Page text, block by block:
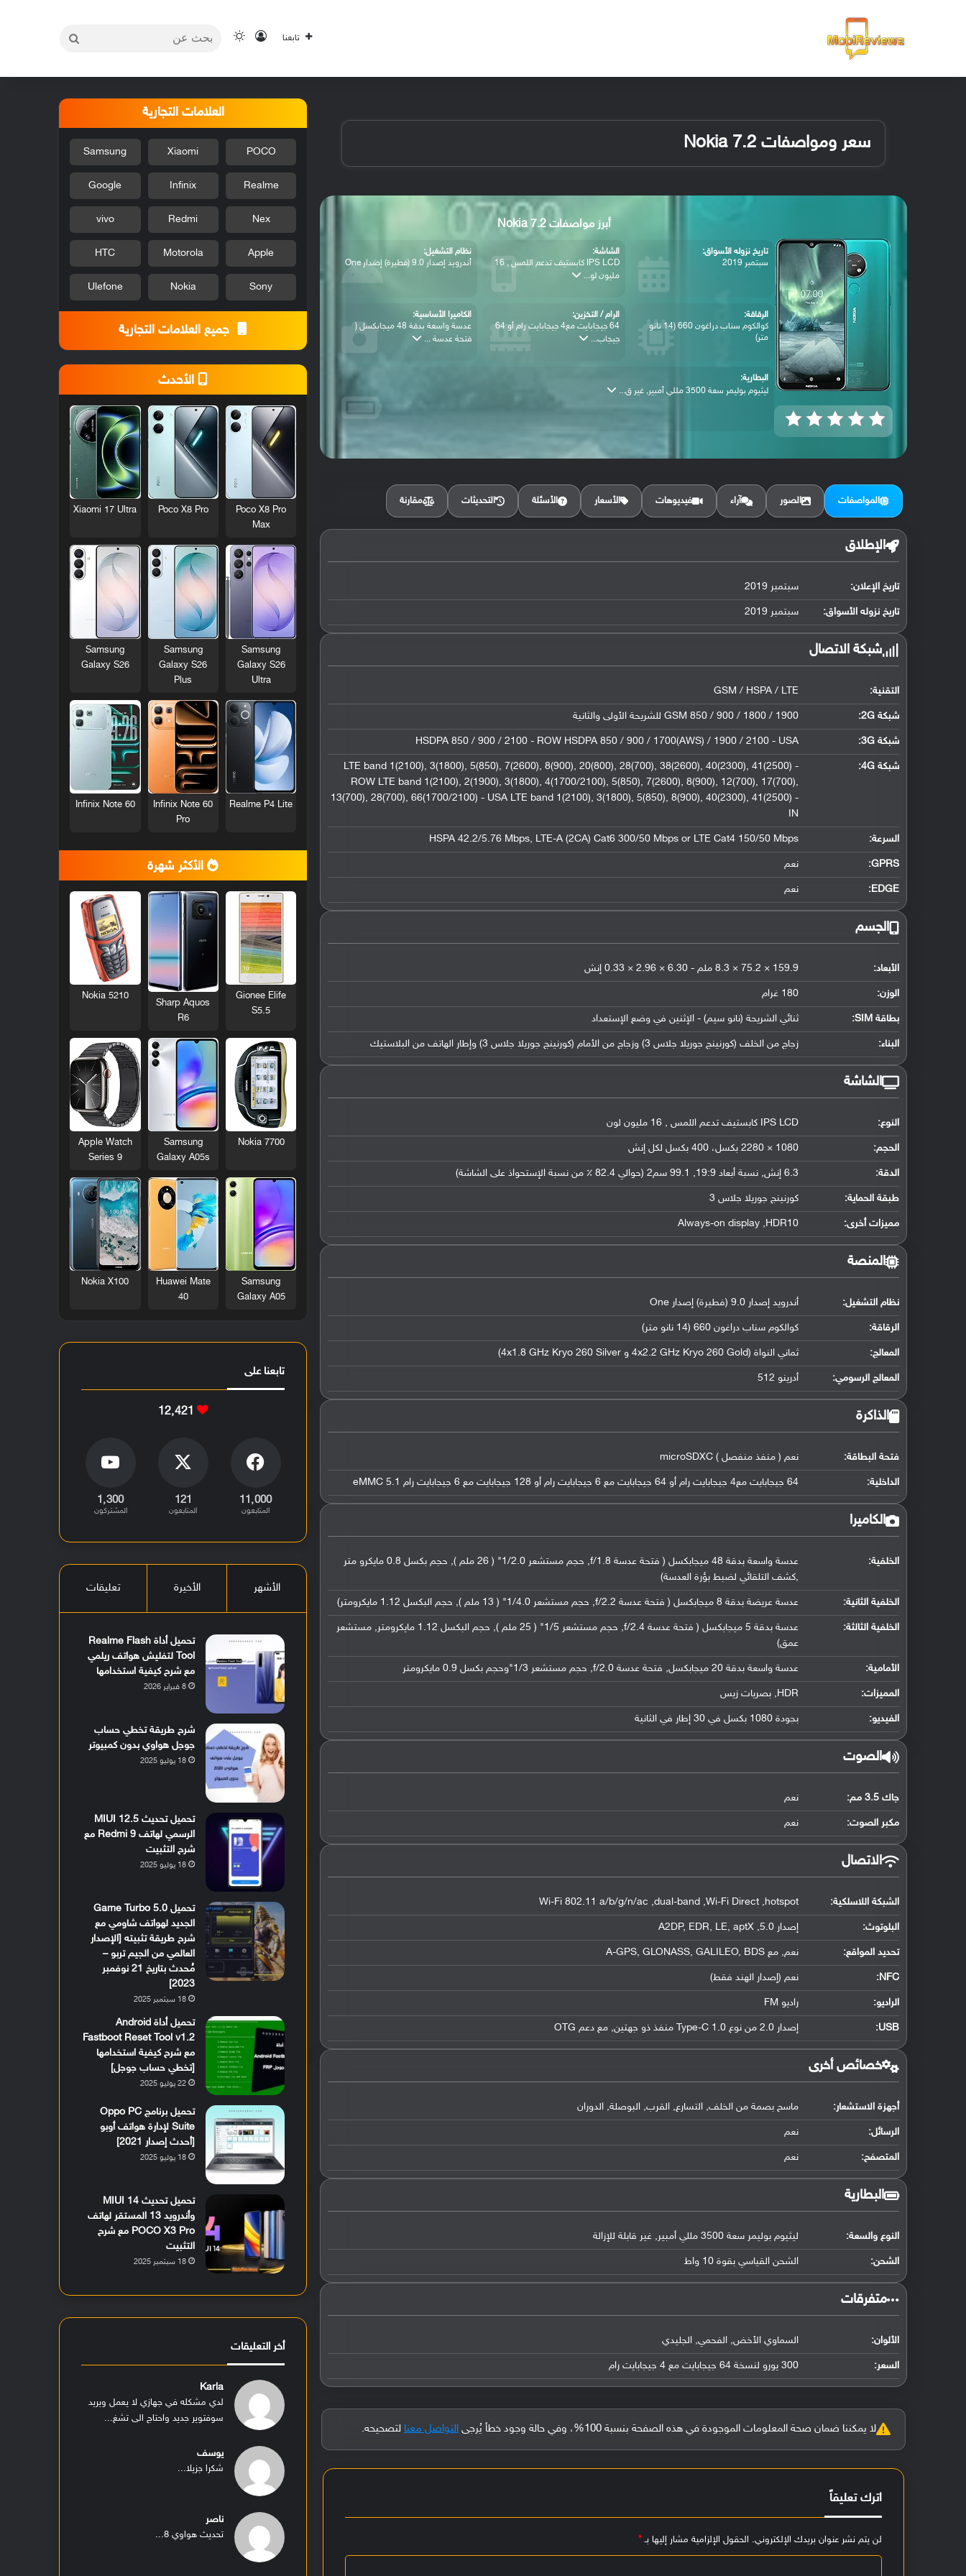
تابعنا تسجيل الدخول
الوضع المظلم
سعر ومواصفات Nokia 7.2
أبرز مواصفات Nokia 7.2
تاريخ نزوله الأسواق:
سبتمبر 2019
الشاشة:
IPS LCD كابستيف تدعم اللمس , 16
مليون لو...
نظام التشغيل:
أندرويد إصدار 9.0 (فطيرة) إصدار One
الرقاقة:
كوالكوم سناب دراغون 660 (14 نانو
متر)
الرام / التخزين:
64 جيجابايت مع4 جيجابايت رام أو 64
جيجاب...
الكاميرا الأساسية:
عدسة واسعة بدقة 48 ميجابكسل (
فتحة عدسة ...
البطارية:
ليثيوم بوليمر سعة 3500 مللي أمبير, غير ق...
المواصفات الصور آراء فيديوهات الأسعار الأسئلة التحديثات مقارنة
الإطلاق
تاريخ الإعلان: سبتمبر 2019
تاريخ نزوله الأسواق: سبتمبر 2019
شبكة الاتصال
التقنية: GSM / HSPA / LTE
شبكة 2G: GSM 850 / 900 / 1800 / 1900 للشريحة الأولى والثانية
شبكة 3G :
HSDPA 850 / 900 / 2100 - ROW HSDPA 850 / 900 / 1700(AWS) / 1900 / 2100 - USA
شبكة 4G :
LTE band 1(2100), 3(1800), 5(850), 7(2600), 8(900), 20(800), 28(700), 38(2600), 40(2300), 41(2500) -
ROW LTE band 1(2100), 2(1900), 3(1800), 4(1700/2100), 5(850), 7(2600), 8(900), 12(700), 17(700),
13(700), 28(700), 66(1700/2100) - USA LTE band 1(2100), 3(1800), 5(850), 8(900), 40(2300), 41(2500) -
IN
السرعة: HSPA 42.2/5.76 Mbps, LTE-A (2CA) Cat6 300/50 Mbps or LTE Cat4 150/50 Mbps
GPRS: نعم
EDGE: نعم
الجسم
الأبعاد: 159.9 × 75.2 × 8.3 ملم - 6.30 × 2.96 × 0.33 إنش
الوزن: 180 غرام
بطاقة SIM: ثنائي الشريحة (نانو سيم) - الإثنين في وضع الإستعداد
البناء: زجاج من الخلف (كورنينج جوريلا جلاس 3) وزجاج من الأمام (كورنينج جوريلا جلاس 3) وإطار الهاتف من البلاستيك
الشاشة
النوع: IPS LCD كابستيف تدعم اللمس , 16 مليون لون
الحجم: 1080 × 2280 بكسل، 400 بكسل لكل إنش
الدقة: 6.3 إنش, نسبة أبعاد 19:9, 99.1 سم2 (حوالي 82.4 ٪ من نسبة الإستحواذ على الشاشة)
طبقة الحماية: كورنينج جوريلا جلاس 3
مميزات أخرى: Always-on display ,HDR10
المنصة
نظام التشغيل: أندرويد إصدار 9.0 (فطيرة) إصدار One
الرقاقة: كوالكوم سناب دراغون 660 (14 نانو متر)
المعالج: ثماني النواة (4x2.2 GHz Kryo 260 Gold و 4x1.8 GHz Kryo 260 Silver)
المعالج الرسومي: أدرينو 512
الذاكرة
فتحة البطاقة: نعم ( منفذ منفصل ) microSDXC
الداخلية: 64 جيجابايت مع4 جيجابايت رام أو 64 جيجابايت مع 6 جيجابايت رام أو 128 جيجابايت مع 6 جيجابايت رام eMMC 5.1
الكاميرا
الخلفية:
عدسة واسعة بدقة 48 ميجابكسل ( فتحة عدسة f/1.8, حجم مستشعر 1/2.0" ( 26 ملم ), حجم بكسل 0.8 مايكرو متر
,كشف التلقائي لضبط بؤرة العدسة)
الخلفية الثانية: عدسة عريضة بدقة 8 ميجابكسل ( فتحة عدسة f/2.2, حجم مستشعر 1/4.0" ( 13 ملم ), حجم البكسل 1.12 مايكرومتر)
الخلفية الثالثة:
عدسة بدقة 5 ميجابكسل ( فتحة عدسة f/2.4, حجم مستشعر 1/5" ( 25 ملم ), حجم البكسل 1.12 مايكرومتر, مستشعر
عمق)
الأمامية: عدسة واسعة بدقة 20 ميجابكسل, فتحة عدسة f/2.0, حجم مستشعر 1/3"وحجم بكسل 0.9 مايكرومتر
المميزات: HDR, بصريات زيس
الفيديو: بجودة 1080 بكسل في 30 إطار في الثانية
الصوت
جاك 3.5 مم: نعم
مكبر الصوت: نعم
الاتصال
الشبكة اللاسلكية: Wi-Fi 802.11 a/b/g/n/ac ,dual-band ,Wi-Fi Direct ,hotspot
البلوتوث: إصدار 5.0, A2DP, EDR, LE, aptX
تحديد المواقع: نعم, مع A-GPS, GLONASS, GALILEO, BDS
NFC
: نعم (إصدار الهند فقط)
الراديو: راديو FM
USB
: إصدار 2.0 من نوع Type-C 1.0 منفذ ذو جهتين, مع دعم OTG
خصائص أخرى
أجهزة الاستشعار: ماسح بصمة من الخلف, التسارع, القرب, البوصلة, الدوران
الرسائل: نعم
المتصفح: نعم
البطارية
النوع والسعة: ليثيوم بوليمر سعة 3500 مللي أمبير, غير قابلة للإزالة
الشحن: الشحن القياسي بقوة 10 واط
‏متفرقات‏
الألوان: السماوي الأخض, الفحمي, الجليدي
السعر: 300 يورو لنسخة 64 جيجابايت مع 4 جيجابايت رام
لا يمكننا ضمان صحة المعلومات الموجودة في هذه الصفحة بنسبة 100%، وفي حالة وجود خطأ يُرجى التواصل معنا لتصحيحه.
اترك تعليقاً
لن يتم نشر عنوان بريدك الإلكتروني. الحقول الإلزامية مشار إليها بـ*
العلامات التجارية
POCO
Xiaomi
Samsung
Realme
Infinix
Google
Nex
Redmi
vivo
Apple
Motorola
HTC
Sony
Nokia
Ulefone
جميع العلامات التجارية
الأحدث
Poco X8 Pro
Max
Poco X8 Pro
Xiaomi 17 Ultra
Samsung
Galaxy S26
Ultra
Samsung
Galaxy S26
Plus
Samsung
Galaxy S26
Realme P4 Lite
Infinix Note 60
Pro
Infinix Note 60
الأكثر شهرة
Gionee Elife
S5.5
Sharp Aquos
R6
Nokia 5210
Nokia 7700
Samsung
Galaxy A05s
Apple Watch
Series 9
Samsung
Galaxy A05
Huawei Mate
40
Nokia X100
تابعنا على
12٬421
11٬000
المتابعون
121
المتابعون
1٬300
المشتركون
الأشهر الأخيرة تعليقات
تحميل أداة Realme Flash
Tool لتفليش هواتف ريلمي
مع شرح كيفية استخدامها
8 فبراير 2026
شرح طريقة تخطي حساب
جوجل هواوي بدون كمبيوتر
18 يوليو 2025
تحميل تحديث MIUI 12.5
الرسمي لهاتف Redmi 9 مع
شرح التثبيت
18 يوليو 2025
تحميل Game Turbo 5.0
الجديد لهواتف شاومي مع
شرح طريقة تثبيته [الإصدار
العالمي من الجيم تربو –
مُحدث بتاريخ 21 نوفمبر
2023]
18 سبتمبر 2025
تحميل أداة Android
Fastboot Reset Tool v1.2
مع شرح كيفية استخدامها
[تخطي حساب جوجل]
22 يوليو 2025
تحميل برنامج Oppo PC
Suite لإدارة هواتف أوبو
[أحدث إصدار 2021]
18 يوليو 2025
تحميل تحديث MIUI 14
وأندرويد 13 المستقر لهاتف
POCO X3 Pro مع شرح
التثبيت
18 سبتمبر 2025
أخر التعليقات
Karla
لدي مشكله في جهازي لا يعمل ويريد
سوفتوير جديد واحتاج الى تشغ...
يوسف
شكرا جزيلا...
ناصر
تحديث هواوي 8...